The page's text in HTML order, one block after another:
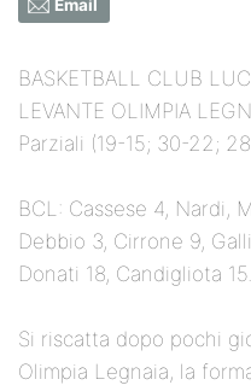
Email
BASKETBALL
LEVANTE OLIMPIA
Parziali (19-15; 30-
BCL: Cassese 4, Nardi,
Debbio 3, Cirrone 9,
Donati 18, Candigliota
Si riscatta dopo pochi
Olimpia Legnaia, la